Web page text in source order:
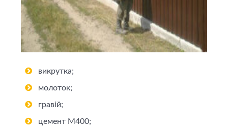
викрутка;
молоток;
гравій;
цемент М400;